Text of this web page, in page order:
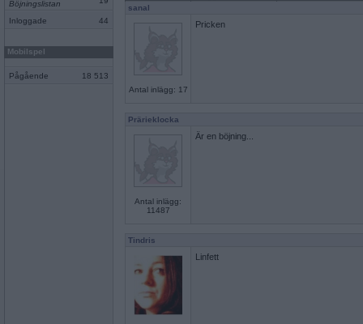
Böjningslistan
Inloggade 44
Mobilspel
Pågående 18 513
sanal
Antal inlägg: 17
Pricken
Prärieklocka
Antal inlägg:
11487
Är en böjning...
Tindris
Linfett